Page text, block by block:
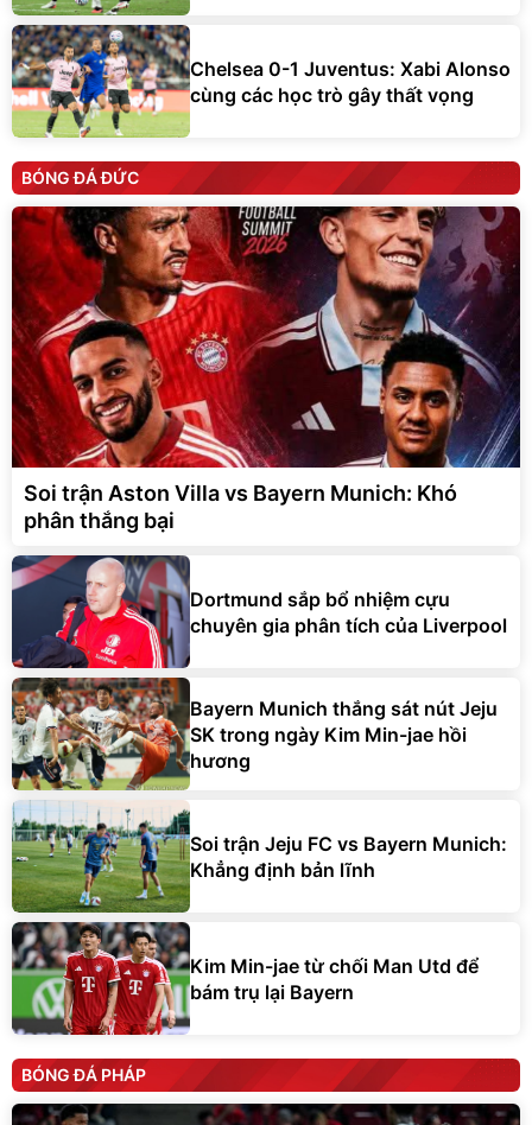
Chelsea 0-1 Juventus: Xabi Alonso
cùng các học trò gây thất vọng
BÓNG ĐÁ ĐỨC
Soi trận Aston Villa vs Bayern Munich: Khó
phân thắng bại
Dortmund sắp bổ nhiệm cựu
chuyên gia phân tích của Liverpool
Bayern Munich thắng sát nút Jeju
SK trong ngày Kim Min-jae hồi
hương
Soi trận Jeju FC vs Bayern Munich:
Khẳng định bản lĩnh
Kim Min-jae từ chối Man Utd để
bám trụ lại Bayern
BÓNG ĐÁ PHÁP